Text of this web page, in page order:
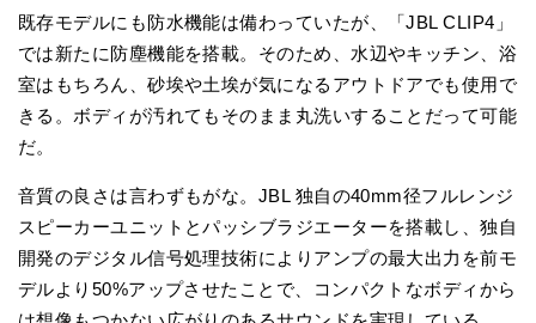
既存モデルにも防水機能は備わっていたが、「JBL CLIP4」
では新たに防塵機能を搭載。そのため、水辺やキッチン、浴
室はもちろん、砂埃や土埃が気になるアウトドアでも使用で
きる。ボディが汚れてもそのまま丸洗いすることだって可能
だ。
音質の良さは言わずもがな。JBL 独自の40mm径フルレンジ
スピーカーユニットとパッシブラジエーターを搭載し、独自
開発のデジタル信号処理技術によりアンプの最大出力を前モ
デルより50%アップさせたことで、コンパクトなボディから